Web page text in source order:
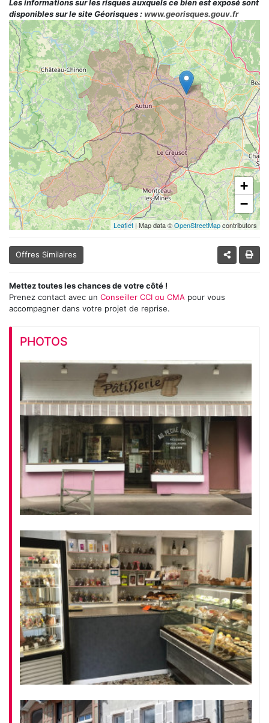
Les informations sur les risques auxquels ce bien est exposé sont
disponibles sur le site Géorisques : www.georisques.gouv.fr
+
−
Leaflet | Map data ©OpenStreetMapcontributors
Offres Similaires
Mettez toutes les chances de votre côté !
Prenez contact avec un Conseiller CCI ou CMA pour vous
accompagner dans votre projet de reprise.
PHOTOS